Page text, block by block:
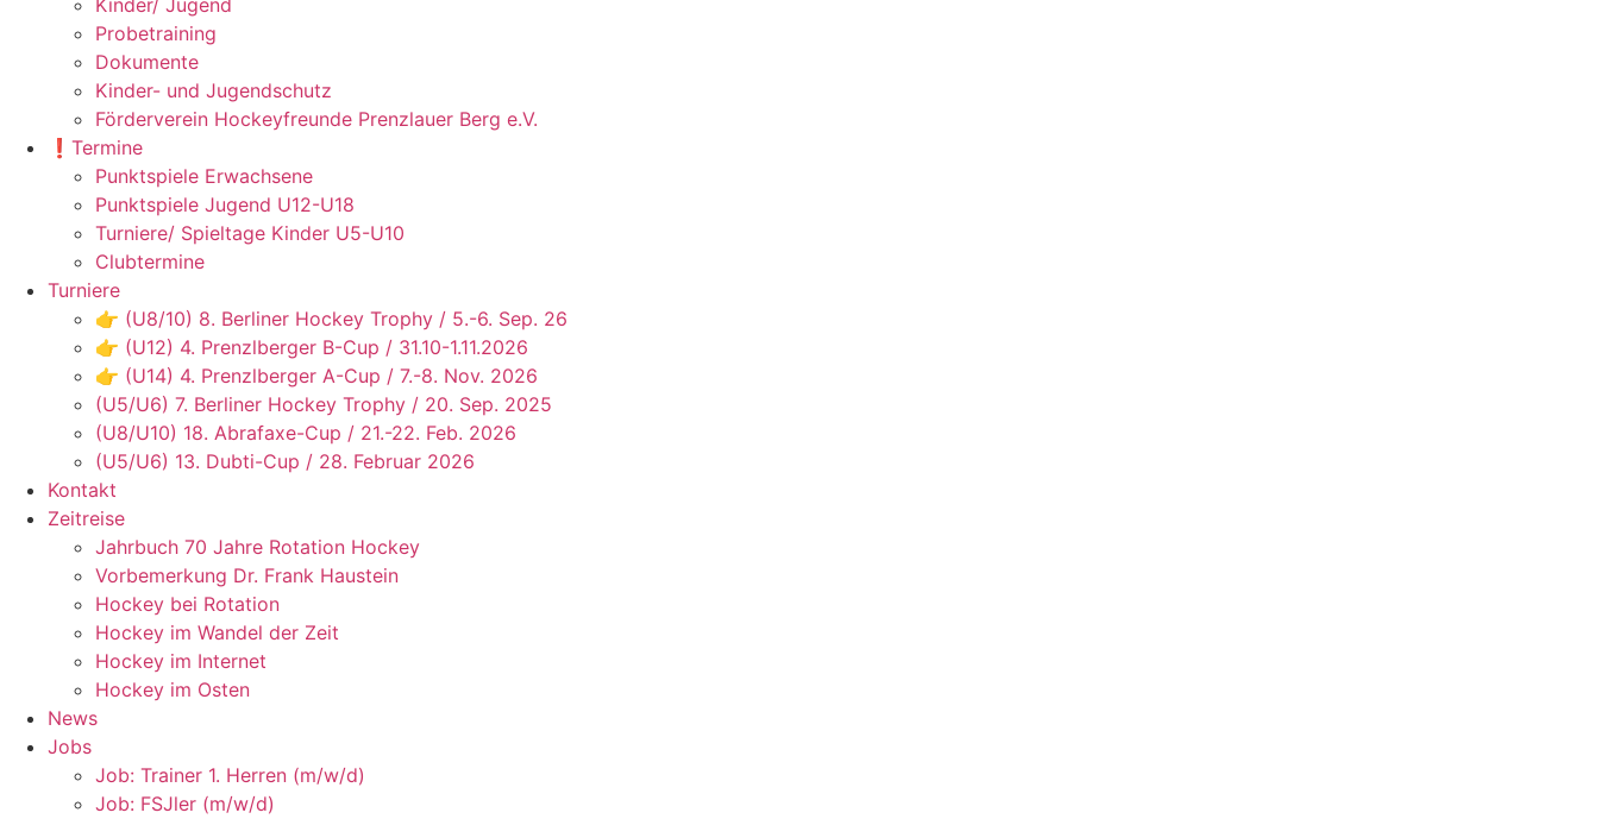
Kinder/ Jugend
Probetraining
Dokumente
Kinder- und Jugendschutz
Förderverein Hockeyfreunde Prenzlauer Berg e.V.
❗️Termine
Punktspiele Erwachsene
Punktspiele Jugend U12-U18
Turniere/ Spieltage Kinder U5-U10
Clubtermine
Turniere
👉 (U8/10) 8. Berliner Hockey Trophy / 5.-6. Sep. 26
👉 (U12) 4. Prenzlberger B-Cup / 31.10-1.11.2026
👉 (U14) 4. Prenzlberger A-Cup / 7.-8. Nov. 2026
(U5/U6) 7. Berliner Hockey Trophy / 20. Sep. 2025
(U8/U10) 18. Abrafaxe-Cup / 21.-22. Feb. 2026
(U5/U6) 13. Dubti-Cup / 28. Februar 2026
Kontakt
Zeitreise
Jahrbuch 70 Jahre Rotation Hockey
Vorbemerkung Dr. Frank Haustein
Hockey bei Rotation
Hockey im Wandel der Zeit
Hockey im Internet
Hockey im Osten
News
Jobs
Job: Trainer 1. Herren (m/w/d)
Job: FSJler (m/w/d)